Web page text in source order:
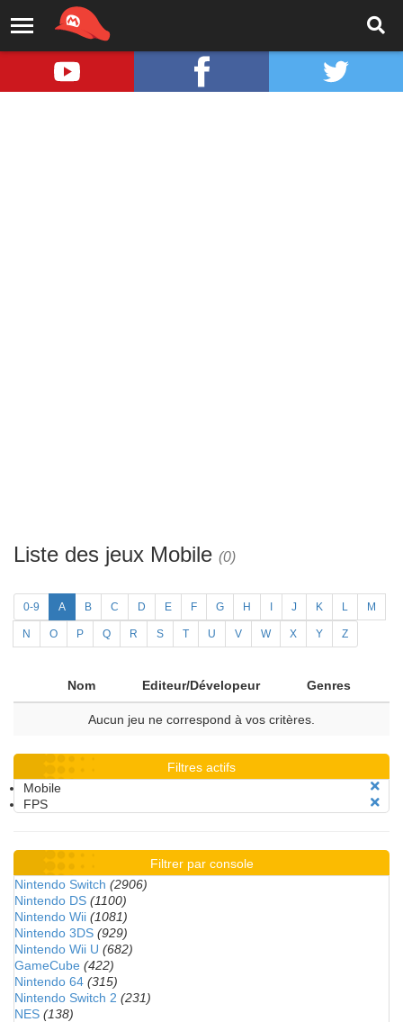
Liste des jeux Mobile (0)
0-9 A B C D E F G H J K L M
N O P Q R S T U V W X Y Z
Nom Editeur/Dévelopeur Genres
Aucun jeu ne correspond à vos critères.
Filtres actifs
Mobile
FPS
Filtrer par console
Nintendo Switch (2906)
Nintendo DS (1100)
Nintendo Wii (1081)
Nintendo 3DS (929)
Nintendo Wii U (682)
GameCube (422)
Nintendo 64 (315)
Nintendo Switch 2 (231)
NES (138)